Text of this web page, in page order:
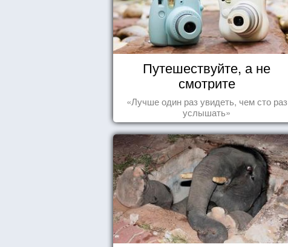
Путешествуйте, а не
смотрите
«Лучше один раз увидеть, чем сто раз
услышать»